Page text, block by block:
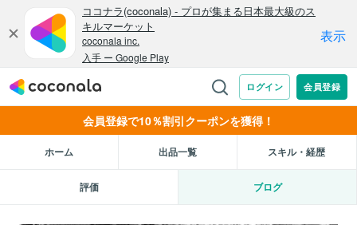
会員登録で10％割引クーポンを獲得！
ホーム 出品一覧 スキル・経歴
評価 ブログ